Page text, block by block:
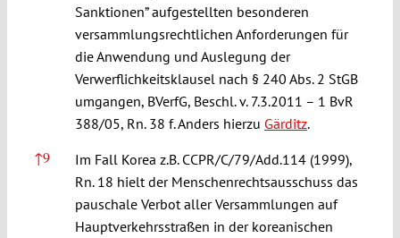
Sanktionen” aufgestellten besonderen
versammlungsrechtlichen Anforderungen für
die Anwendung und Auslegung der
Verwerflichkeitsklausel nach § 240 Abs. 2 StGB
umgangen, BVerfG, Beschl. v. 7.3.2011 – 1 BvR
388/05, Rn. 38 f. Anders hierzu Gärditz.
↑9
Im Fall Korea z.B. CCPR/C/79/Add.114 (1999),
Rn. 18 hielt der Menschenrechtsausschuss das
pauschale Verbot aller Versammlungen auf
Hauptverkehrsstraßen in der koreanischen